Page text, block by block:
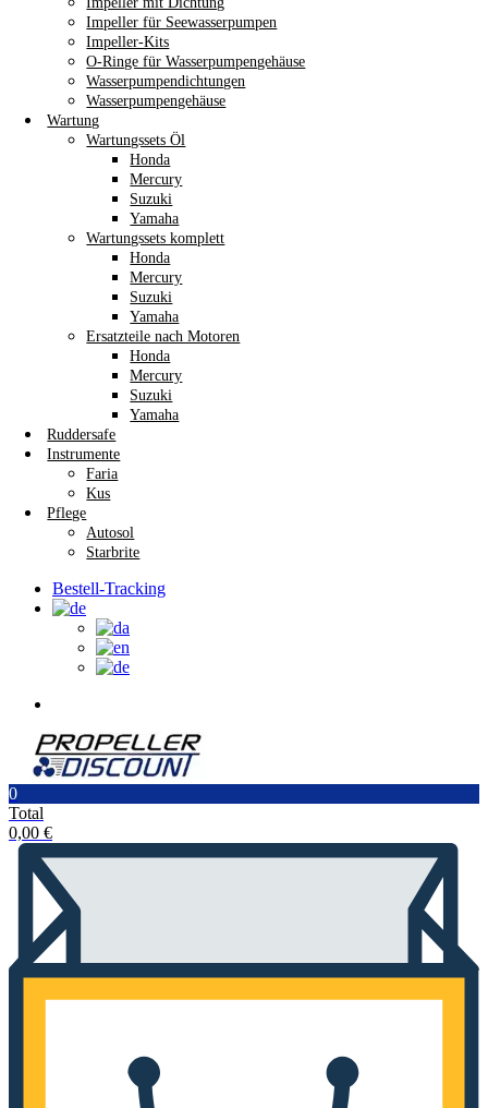
Impeller für Seewasserpumpen
Impeller-Kits
O-Ringe für Wasserpumpengehäuse
Wasserpumpendichtungen
Wasserpumpengehäuse
Wartung
Wartungssets Öl
Honda
Mercury
Suzuki
Yamaha
Wartungssets komplett
Honda
Mercury
Suzuki
Yamaha
Ersatzteile nach Motoren
Honda
Mercury
Suzuki
Yamaha
Ruddersafe
Instrumente
Faria
Kus
Pflege
Autosol
Starbrite
Bestell-Tracking
0
Total
0,00 €